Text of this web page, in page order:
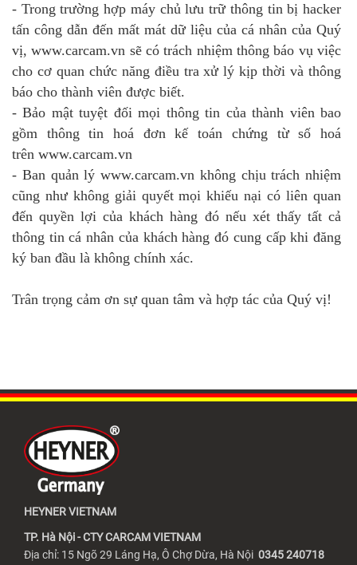
- Trong trường hợp máy chủ lưu trữ thông tin bị hacker
tấn công dẫn đến mất mát dữ liệu của cá nhân của Quý
vị, www.carcam.vn sẽ có trách nhiệm thông báo vụ việc
cho cơ quan chức năng điều tra xử lý kịp thời và thông
báo cho thành viên được biết.
- Bảo mật tuyệt đối mọi thông tin của thành viên bao
gồm thông tin hoá đơn kế toán chứng từ số hoá
trên www.carcam.vn
- Ban quản lý www.carcam.vn không chịu trách nhiệm
cũng như không giải quyết mọi khiếu nại có liên quan
đến quyền lợi của khách hàng đó nếu xét thấy tất cả
thông tin cá nhân của khách hàng đó cung cấp khi đăng
ký ban đầu là không chính xác.
Trân trọng cảm ơn sự quan tâm và hợp tác của Quý vị!
HEYNER VIETNAM
TP. Hà Nội - CTY CARCAM VIETNAM
Địa chỉ: 15 Ngõ 29 Láng Hạ, Ô Chợ Dừa, Hà Nội 0345 240718